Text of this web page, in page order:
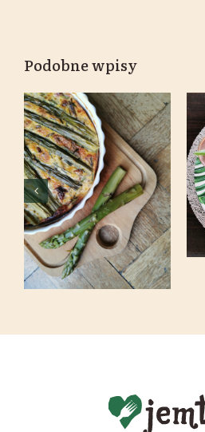
Podobne wpisy
Frittata ze
szparagami,
rukolą i
suszonymi
pomidorami